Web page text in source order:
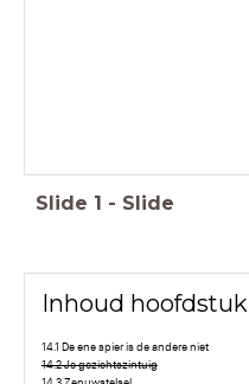
Slide 1 - Slide
Inhoud hoofdstuk
14.1 De ene spier is de andere niet
14.2 Je gezichtszintuig